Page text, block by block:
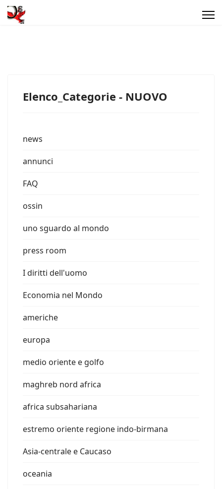
Elenco_Categorie - NUOVO
news
annunci
FAQ
ossin
uno sguardo al mondo
press room
I diritti dell'uomo
Economia nel Mondo
americhe
europa
medio oriente e golfo
maghreb nord africa
africa subsahariana
estremo oriente regione indo-birmana
Asia-centrale e Caucaso
oceania